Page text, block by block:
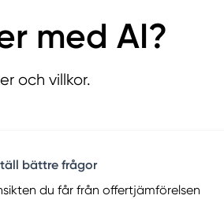
med AI?
och villkor.
bättre frågor
du får från offertjämförelsen